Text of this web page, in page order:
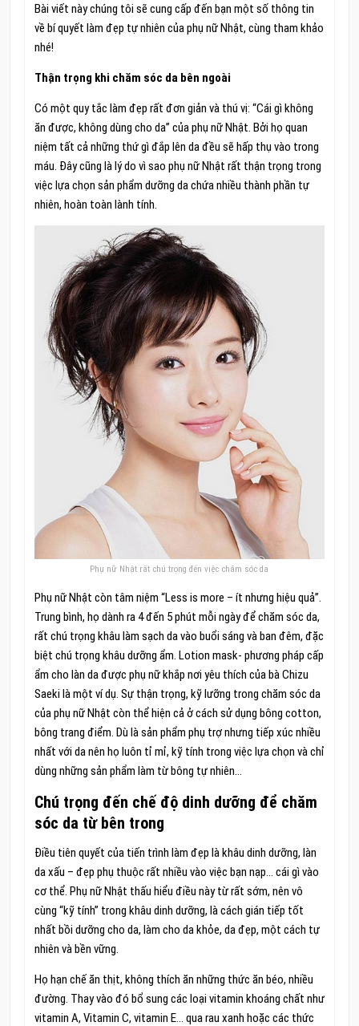
Bài viết này chúng tôi sẽ cung cấp đến bạn một số thông tin
về bí quyết làm đẹp tự nhiên của phụ nữ Nhật, cùng tham khảo
nhé!
Thận trọng khi chăm sóc da bên ngoài
Có một quy tắc làm đẹp rất đơn giản và thú vị: “Cái gì không
ăn được, không dùng cho da” của phụ nữ Nhật. Bởi họ quan
niệm tất cả những thứ gì đắp lên da đều sẽ hấp thụ vào trong
máu. Đây cũng là lý do vì sao phụ nữ Nhật rất thận trọng trong
việc lựa chọn sản phẩm dưỡng da chứa nhiều thành phần tự
nhiên, hoàn toàn lành tính.
Phụ nữ Nhật rất chú trọng đến việc chăm sóc da
Phụ nữ Nhật còn tâm niệm “Less is more – ít nhưng hiệu quả”.
Trung bình, họ dành ra 4 đến 5 phút mỗi ngày để chăm sóc da,
rất chú trọng khâu làm sạch da vào buổi sáng và ban đêm, đặc
biệt chú trọng khâu dưỡng ẩm. Lotion mask- phương pháp cấp
ẩm cho làn da được phụ nữ khắp nơi yêu thích của bà Chizu
Saeki là một ví dụ. Sự thận trọng, kỹ lưỡng trong chăm sóc da
của phụ nữ Nhật còn thể hiện cả ở cách sử dụng bông cotton,
bông trang điểm. Dù là sản phẩm phụ trợ nhưng tiếp xúc nhiều
nhất với da nên họ luôn tỉ mỉ, kỹ tính trong việc lựa chọn và chỉ
dùng những sản phẩm làm từ bông tự nhiên…
Chú trọng đến chế độ dinh dưỡng để chăm
sóc da từ bên trong
Điều tiên quyết của tiến trình làm đẹp là khâu dinh dưỡng, làn
da xấu – đẹp phụ thuộc rất nhiều vào việc bạn nạp… cái gì vào
cơ thể. Phụ nữ Nhật thấu hiểu điều này từ rất sớm, nên vô
cùng “kỹ tính” trong khâu dinh dưỡng, là cách gián tiếp tốt
nhất bồi dưỡng cho da, làm cho da khỏe, da đẹp, một cách tự
nhiên và bền vững.
Họ hạn chế ăn thịt, không thích ăn những thức ăn béo, nhiều
đường. Thay vào đó bổ sung các loại vitamin khoáng chất như
vitamin A, Vitamin C, vitamin E… qua rau xanh hoặc các thức